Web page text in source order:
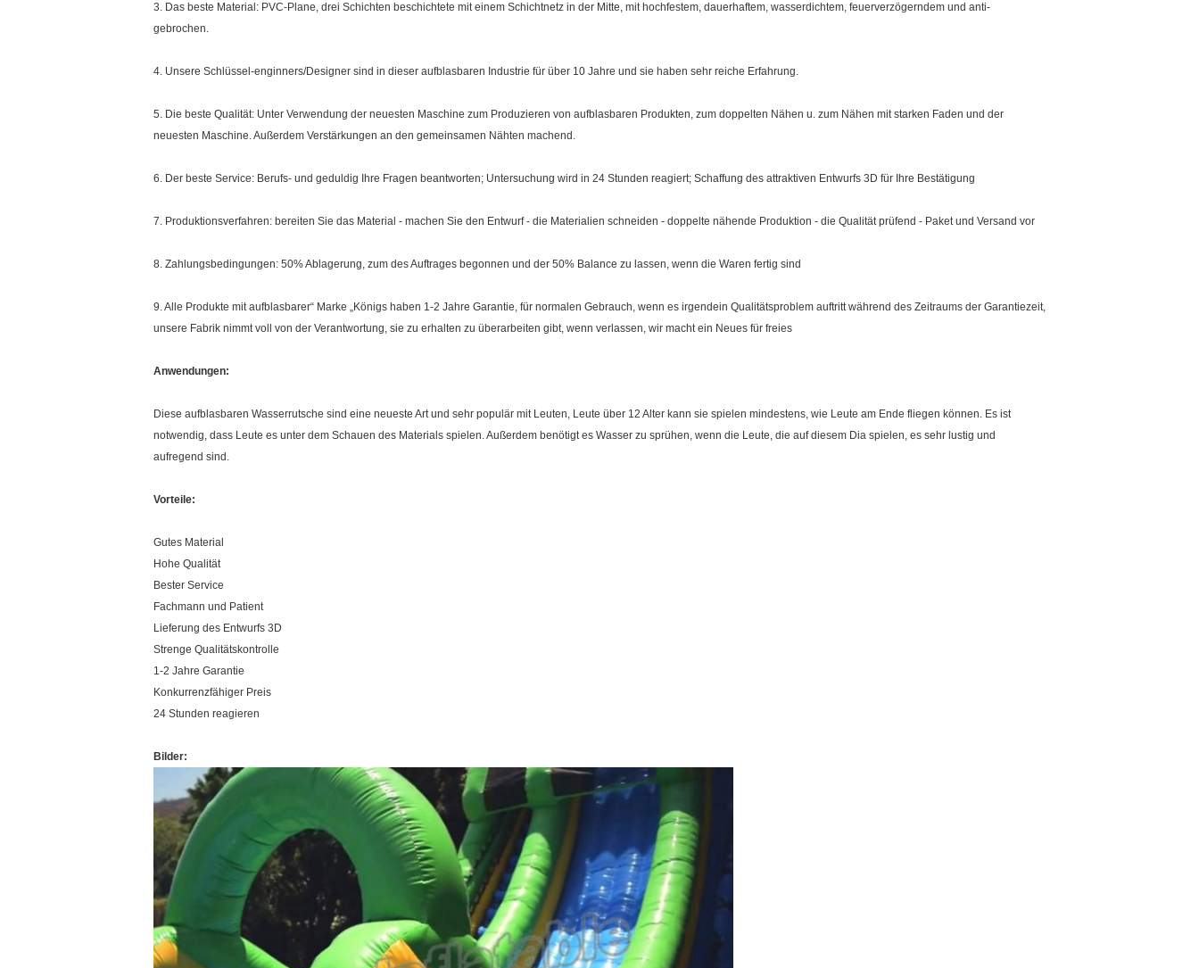
3. Das beste Material: PVC-Plane, drei Schichten beschichtete mit einem Schichtnetz in der Mitte, mit hochfestem, dauerhaftem, wasserdichtem, feuerverzögerndem und anti-
gebrochen.
4. Unsere Schlüssel-enginners/Designer sind in dieser aufblasbaren Industrie für über 10 Jahre und sie haben sehr reiche Erfahrung.
5. Die beste Qualität: Unter Verwendung der neuesten Maschine zum Produzieren von aufblasbaren Produkten, zum doppelten Nähen u. zum Nähen mit starken Faden und der
neuesten Maschine. Außerdem Verstärkungen an den gemeinsamen Nähten machend.
6. Der beste Service: Berufs- und geduldig Ihre Fragen beantworten; Untersuchung wird in 24 Stunden reagiert; Schaffung des attraktiven Entwurfs 3D für Ihre Bestätigung
7. Produktionsverfahren: bereiten Sie das Material - machen Sie den Entwurf - die Materialien schneiden - doppelte nähende Produktion - die Qualität prüfend - Paket und Versand vor
8. Zahlungsbedingungen: 50% Ablagerung, zum des Auftrages begonnen und der 50% Balance zu lassen, wenn die Waren fertig sind
9. Alle Produkte mit aufblasbarer“ Marke „Königs haben 1-2 Jahre Garantie, für normalen Gebrauch, wenn es irgendein Qualitätsproblem auftritt während des Zeitraums der Garantiezeit,
unsere Fabrik nimmt voll von der Verantwortung, sie zu erhalten zu überarbeiten gibt, wenn verlassen, wir macht ein Neues für freies
Anwendungen:
Diese aufblasbaren Wasserrutsche sind eine neueste Art und sehr populär mit Leuten, Leute über 12 Alter kann sie spielen mindestens, wie Leute am Ende fliegen können. Es ist
notwendig, dass Leute es unter dem Schauen des Materials spielen. Außerdem benötigt es Wasser zu sprühen, wenn die Leute, die auf diesem Dia spielen, es sehr lustig und
aufregend sind.
Vorteile:
Gutes Material
Hohe Qualität
Bester Service
Fachmann und Patient
Lieferung des Entwurfs 3D
Strenge Qualitätskontrolle
1-2 Jahre Garantie
Konkurrenzfähiger Preis
24 Stunden reagieren
Bilder: